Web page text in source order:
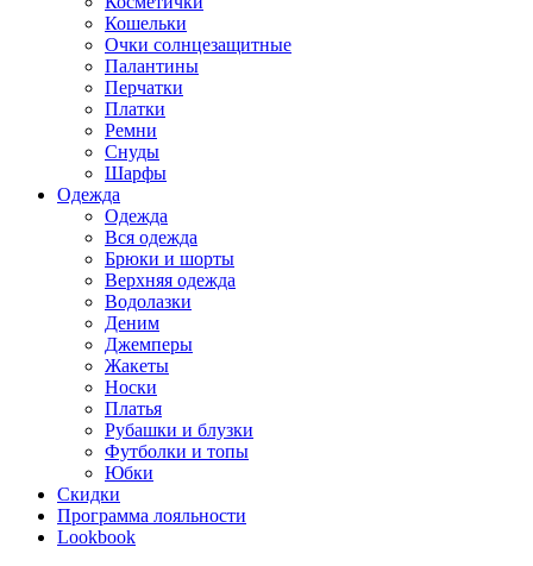
Кошельки
Очки солнцезащитные
Палантины
Перчатки
Платки
Ремни
Снуды
Шарфы
Одежда
Одежда
Вся одежда
Брюки и шорты
Верхняя одежда
Водолазки
Деним
Джемперы
Жакеты
Носки
Платья
Рубашки и блузки
Футболки и топы
Юбки
Скидки
Программа лояльности
Lookbook